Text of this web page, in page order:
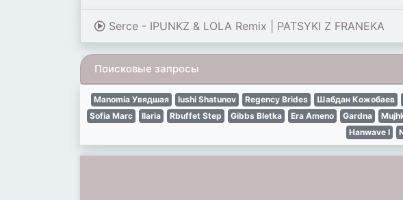
Serce - IPUNKZ & LOLA Remix | PATSYKI Z FRANEKA
Поисковые запросы
Manomia Увядшая Iushi Shatunov Regency Brides Шабдан Кожобаев
Sofia Marc
Ilaria Rbuffet Step Gibbs Bletka Era Ameno Gardna
Hanwave I